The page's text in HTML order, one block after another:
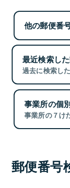
他の郵便番
最近検索し
過去に検索し
事業所の個
事業所の７け
郵便番号